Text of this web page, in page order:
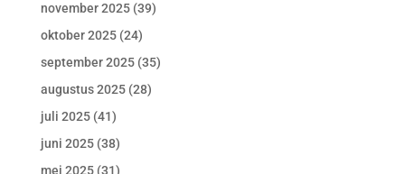
november 2025(39)
oktober 2025(24)
september 2025(35)
augustus 2025(28)
juli 2025(41)
juni 2025(38)
mei 2025(31)